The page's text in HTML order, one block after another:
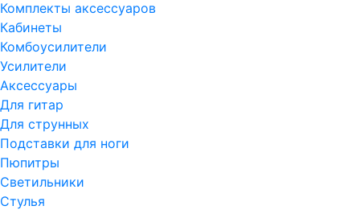
Комплекты аксессуаров
Кабинеты
Комбоусилители
Усилители
Аксессуары
Для гитар
Для струнных
Подставки для ноги
Пюпитры
Светильники
Стулья